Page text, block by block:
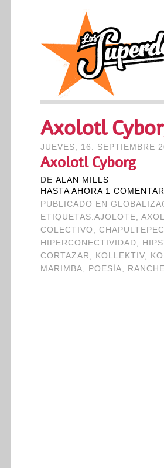
Axolotl
JUEVES, 16. SEPTIEMBRE
Axolotl Cyborg
DE ALAN MILLS
HASTA AHORA 1
PUBLICADO EN
ETIQUETAS:AJOLOTE,
COLECTIVO , CHAPULTEPEC
HIPERCONECTIVIDAD,
CORTAZAR , KOLLEKTIV,
MARIMBA, POESÍA,